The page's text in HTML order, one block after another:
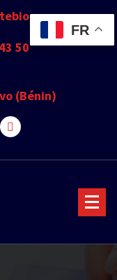
50
(Bénin)
FR